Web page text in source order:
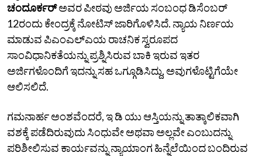
ಚಂದೂರ್ಕರ್ಅವರ ಪೀಠವು ಅರ್ಜಿಯ ಸಂಬಂಧ ಡಿಸೆಂಬರ್
12ರಂದು ಕೇಂದ್ರಕ್ಕೆ ನೋಟಿಸ್ ಜಾರಿಗೊಳಿಸಿದೆ. ನ್ಯಾಯ ನಿರ್ಣಯ
ಮಾಡುವ ಪಿಎಂಎಲ್‌ಎಯ ರಾಚನಿಕ ಸ್ವರೂಪದ
ಸಾಂವಿಧಾನಿಕತೆಯನ್ನು ಪ್ರಶ್ನಿಸಿರುವ ಬಾಕಿ ಇರುವ ಇತರ
ಅರ್ಜಿಗಳೊಂದಿಗೆ ಇದನ್ನು ಸಹ ಒಗ್ಗೂಡಿಸಿದ್ದು, ಅವುಗಳೊಟ್ಟಿಗೆಯೇ
ಆಲಿಸಲಿದೆ.
ಗಮನಾರ್ಹ ಅಂಶವೆಂದರೆ, ಇ ಡಿ ಯು ಆಸ್ತಿಯನ್ನು ತಾತ್ಕಾಲಿಕವಾಗಿ
ವಶಕ್ಕೆ ಪಡೆದಿರುವುದು ಸಿಂಧುವೇ ಅಥವಾ ಅಲ್ಲವೇ ಎಂಬುದನ್ನು
ಪರಿಶೀಲಿಸುವ ಕಾರ್ಯವನ್ನು ನ್ಯಾಯಾಂಗ ಹಿನ್ನೆಲೆಯಿಂದ ಬಂದಿರುವ